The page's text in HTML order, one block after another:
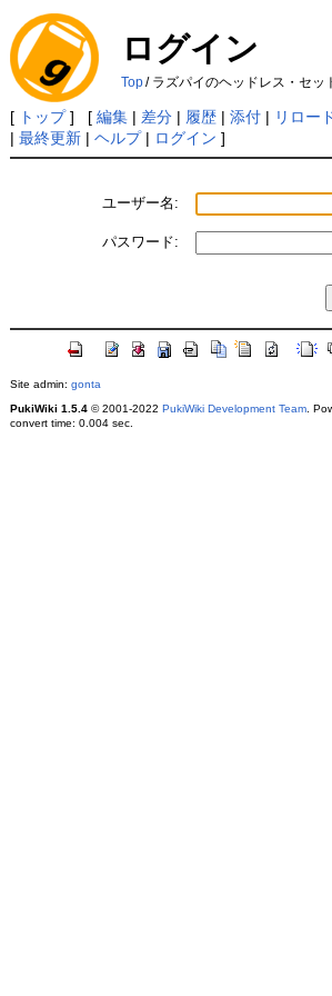
ログイン
Top/ ラズパイのヘッドレス・セッ
[ トップ] [ 編集| 差分| 履歴| 添付| リロー
| 最終更新| ヘルプ| ログイン ]
ユーザー名:
パスワード:
Site admin: gonta
PukiWiki 1.5.4© 2001-2022 PukiWiki Development Team.
convert time: 0.004 sec.